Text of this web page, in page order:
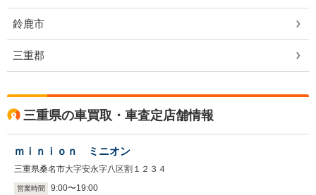
鈴鹿市
三重郡
三重県の車買取・車査定店舗情報
ｍｉｎｉｏｎ ミニオン
三重県桑名市大字安永字八区割１２３４
営業時間 9:00〜19:00